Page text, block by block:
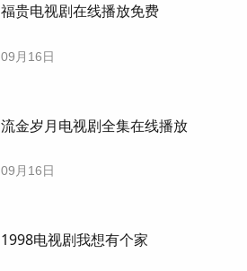
福贵电视剧在线播放免费
09月16日
流金岁月电视剧全集在线播放
09月16日
1998电视剧我想有个家